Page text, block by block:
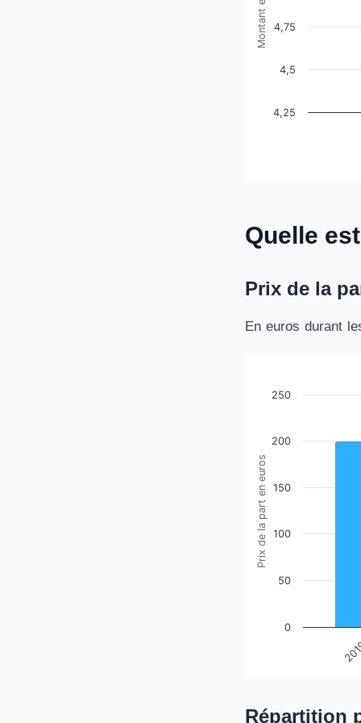
4,25
4,5
4,75
Quelle
Prix de la
En euros durant
The chart has 1 X
The chart has 1 Y
Prix de la part en euros
0
50
100
150
200
250
Répartition